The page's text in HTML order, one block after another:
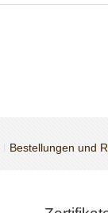
Bestellungen und